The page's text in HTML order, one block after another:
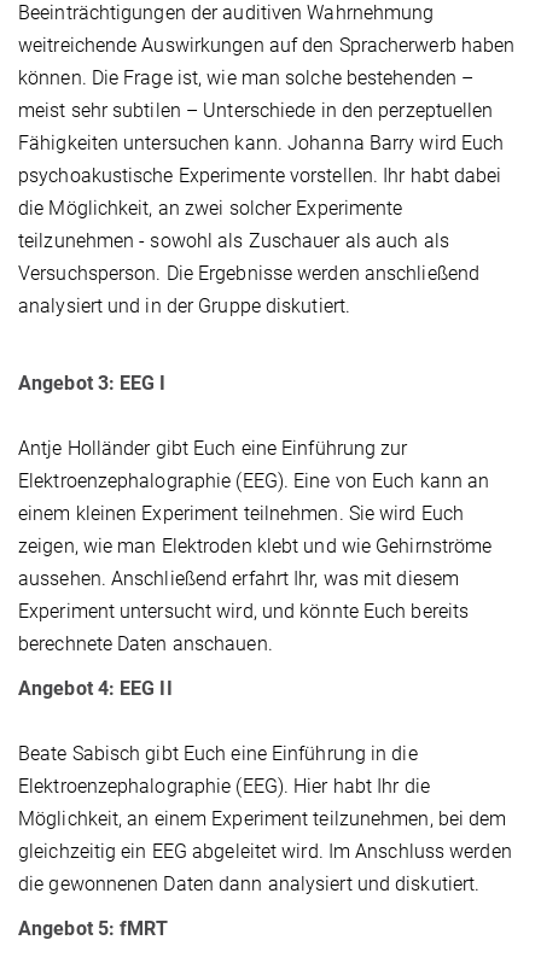
Beeinträchtigungen der auditiven Wahrnehmung
weitreichende Auswirkungen auf den Spracherwerb haben
können. Die Frage ist, wie man solche bestehenden –
meist sehr subtilen – Unterschiede in den perzeptuellen
Fähigkeiten untersuchen kann. Johanna Barry wird Euch
psychoakustische Experimente vorstellen. Ihr habt dabei
die Möglichkeit, an zwei solcher Experimente
teilzunehmen - sowohl als Zuschauer als auch als
Versuchsperson. Die Ergebnisse werden anschließend
analysiert und in der Gruppe diskutiert.
Angebot 3: EEG I
Antje Holländer gibt Euch eine Einführung zur
Elektroenzephalographie (EEG). Eine von Euch kann an
einem kleinen Experiment teilnehmen. Sie wird Euch
zeigen, wie man Elektroden klebt und wie Gehirnströme
aussehen. Anschließend erfahrt Ihr, was mit diesem
Experiment untersucht wird, und könnte Euch bereits
berechnete Daten anschauen.
Angebot 4: EEG II
Beate Sabisch gibt Euch eine Einführung in die
Elektroenzephalographie (EEG). Hier habt Ihr die
Möglichkeit, an einem Experiment teilzunehmen, bei dem
gleichzeitig ein EEG abgeleitet wird. Im Anschluss werden
die gewonnenen Daten dann analysiert und diskutiert.
Angebot 5: fMRT